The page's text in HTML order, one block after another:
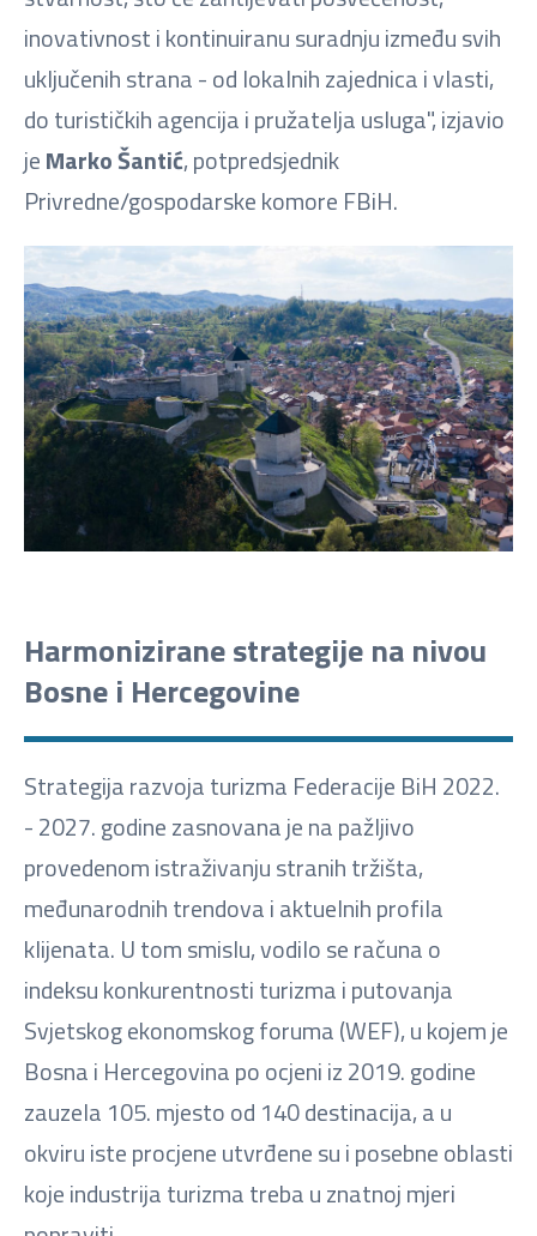
inovativnost i kontinuiranu suradnju između svih
uključenih strana - od lokalnih zajednica i vlasti,
do turističkih agencija i pružatelja usluga", izjavio
jeMarko Šantić, potpredsjednik
Privredne/gospodarske komore FBiH.
Harmonizirane strategije na nivou
Bosne i Hercegovine
Strategija razvoja turizma Federacije BiH 2022.
- 2027. godine zasnovana je na pažljivo
provedenom istraživanju stranih tržišta,
međunarodnih trendova i aktuelnih profila
klijenata. U tom smislu, vodilo se računa o
indeksu konkurentnosti turizma i putovanja
Svjetskog ekonomskog foruma (WEF), u kojem je
Bosna i Hercegovina po ocjeni iz 2019. godine
zauzela 105. mjesto od 140 destinacija, a u
okviru iste procjene utvrđene su i posebne oblasti
koje industrija turizma treba u znatnoj mjeri